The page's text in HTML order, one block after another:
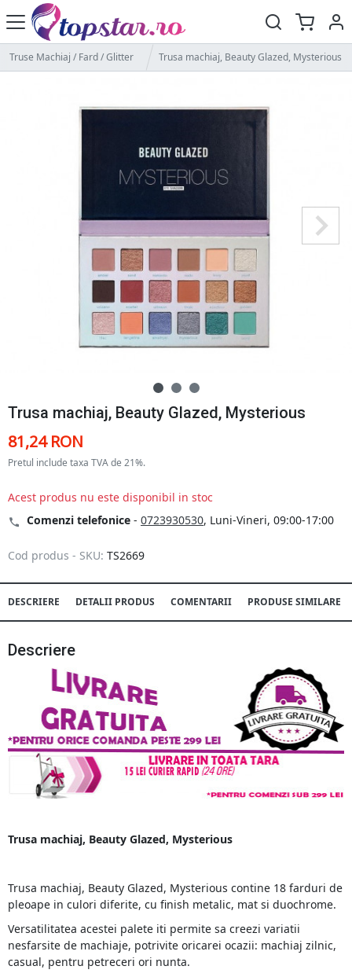
Truse Machiaj / Fard / Glitter Trusa machiaj, Beauty Glazed, Mysterious
Trusa machiaj, Beauty Glazed, Mysterious
81,24 RON
Pretul include taxa TVA de 21%.
Acest produs nu este disponibil in stoc
Comenzi telefonice - 0723930530, Luni-Vineri, 09:00-17:00
Cod produs - SKU: TS2669
DESCRIERE DETALII PRODUS COMENTARII PRODUSE SIMILARE
Descriere
Trusa machiaj, Beauty Glazed, Mysterious
Trusa machiaj, Beauty Glazed, Mysterious contine 18 farduri de
pleoape in culori diferite, cu finish metalic, mat si duochrome.
Versatilitatea acestei palete iti permite sa creezi variatii
nesfarsite de machiaje, potrivite oricarei ocazii: machiaj zilnic,
casual, pentru petreceri ori nunta.